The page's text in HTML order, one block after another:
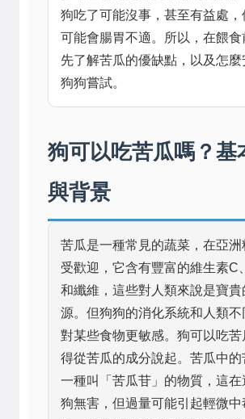
狗吃了可能沒事，甚至有益處，
可能會腸胃不適。所以，在餵食
先了解苦瓜的優缺點，以及怎麼
狗狗嘗試。
狗可以吃苦瓜嗎？基
與背景
苦瓜是一種常見的蔬菜，在亞洲
受歡迎，它含有豐富的維生素C
和纖維，這些對人類來說是寶貴
源。但狗狗的消化系統和人類不
對某些食物更敏感。狗可以吃苦
得從苦瓜的成分說起。苦瓜中的
一種叫「苦瓜苷」的物質，這在
狗無害，但過量可能引起輕微中